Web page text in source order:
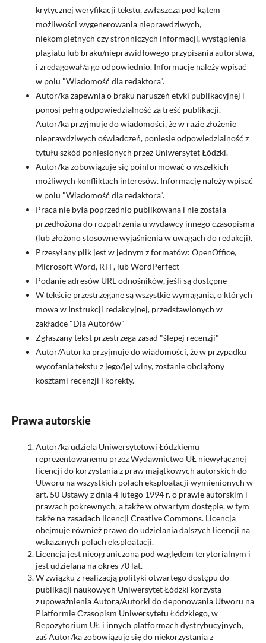
krytycznej weryfikacji tekstu, zwłaszcza pod kątem
możliwości wygenerowania nieprawdziwych,
niekompletnych czy stronniczych informacji, wystąpienia
plagiatu lub braku/nieprawidłowego przypisania autorstwa,
i zredagował/a go odpowiednio. Informację należy wpisać
w polu "Wiadomość dla redaktora".
Autor/ka zapewnia o braku naruszeń etyki publikacyjnej i
ponosi pełną odpowiedzialność za treść publikacji.
Autor/ka przyjmuje do wiadomości, że w razie złożenie
nieprawdziwych oświadczeń, poniesie odpowiedzialność z
tytułu szkód poniesionych przez Uniwersytet Łódzki.
Autor/ka zobowiązuje się poinformować o wszelkich
możliwych konfliktach interesów. Informację należy wpisać
w polu "Wiadomość dla redaktora".
Praca nie była poprzednio publikowana i nie została
przedłożona do rozpatrzenia u wydawcy innego czasopisma
(lub złożono stosowne wyjaśnienia w uwagach do redakcji).
Przesyłany plik jest w jednym z formatów: OpenOffice,
Microsoft Word, RTF, lub WordPerfect
Podanie adresów URL odnośników, jeśli są dostępne
W tekście przestrzegane są wszystkie wymagania, o których
mowa w Instrukcji redakcyjnej, przedstawionych w
zakładce "Dla Autorów"
Zgłaszany tekst przestrzega zasad "ślepej recenzji"
Autor/Autorka przyjmuje do wiadomości, że w przypadku
wycofania tekstu z jego/jej winy, zostanie obciążony
kosztami recenzji i korekty.
Prawa autorskie
Autor/ka udziela Uniwersytetowi Łódzkiemu
reprezentowanemu przez Wydawnictwo UŁ niewyłącznej
licencji do korzystania z praw majątkowych autorskich do
Utworu na wszystkich polach eksploatacji wymienionych w
art. 50 Ustawy z dnia 4 lutego 1994 r. o prawie autorskim i
prawach pokrewnych, a także w otwartym dostępie, w tym
także na zasadach licencji Creative Commons. Licencja
obejmuje również prawo do udzielania dalszych licencji na
wskazanych polach eksploatacji.
Licencja jest nieograniczona pod względem terytorialnym i
jest udzielana na okres 70 lat.
W związku z realizacją polityki otwartego dostępu do
publikacji naukowych Uniwersytet Łódzki korzysta
z upoważnienia Autora/Autorki do deponowania Utworu na
Platformie Czasopism Uniwersytetu Łódzkiego, w
Repozytorium UŁ i innych platformach dystrybucyjnych,
zaś Autor/ka zobowiązuje się do niekorzystania z